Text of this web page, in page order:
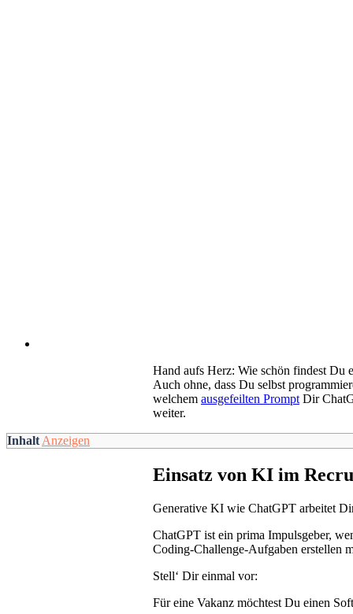
Hand aufs Herz: Wie schön findest Du
Auch ohne, dass Du selbst
welchem ausgefeilten PromptDir
weiter.
InhaltAnzeigen
Einsatz von KI im
Generative KI wie ChatGPT arbeitet
ChatGPT ist ein prima Impulsgeber,
Coding-Challenge-Aufgaben erstellen
Stell‘ Dir einmal vor:
Für eine Vakanz möchtest Du einen